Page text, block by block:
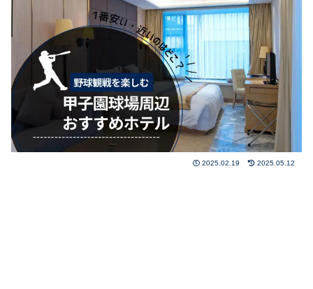
2025.02.19 2025.05.12